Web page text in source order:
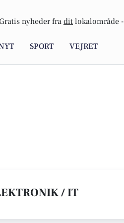
nyheder fra dit lokalområde -
SPORT VEJRET
/ IT